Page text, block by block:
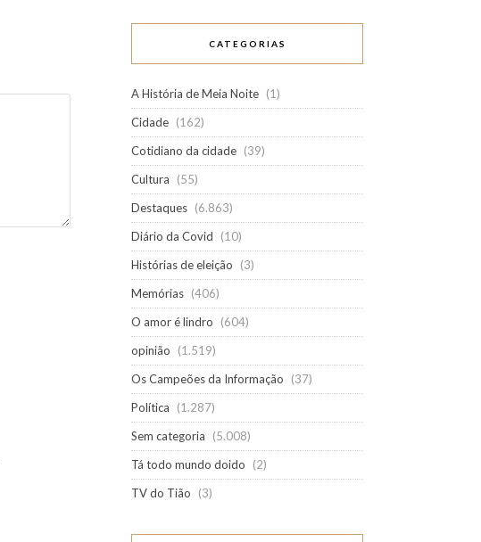
CATEGORIAS
A História de Meia Noite (1)
Cidade (162)
Cotidiano da cidade (39)
Cultura
(55)
Destaques (6.863)
Diário da Covid
(10)
Histórias de eleição
(3)
Memórias (406)
O amor é lindro
(604)
opinião
(1.519)
Os Campeões da Informação
(37)
Política
(1.287)
Sem categoria
(5.008)
Tá todo mundo doido
(2)
TV do Tião
(3)